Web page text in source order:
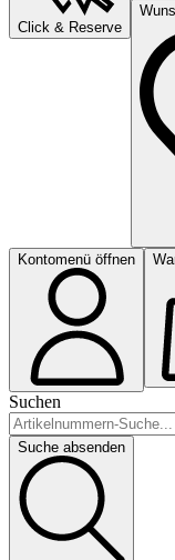
Click & Reserve
Kontomenü öffnen
Suchen
Suche absenden